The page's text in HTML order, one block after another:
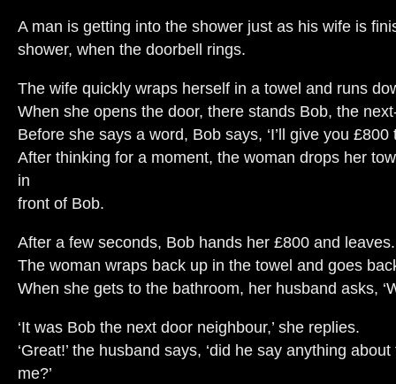
A man is getting into the shower just as his wife is
shower, when the doorbell rings.
The wife quickly wraps herself in a towel and runs
When she opens the door, there stands Bob, the
Before she says a word, Bob says, ‘I’ll give you £800
After thinking for a moment, the woman drops her
in
front of Bob.
After a few seconds, Bob hands her £800 and leaves.
The woman wraps back up in the towel and goes
When she gets to the bathroom, her husband asks,
‘It was Bob the next door neighbour,’ she replies.
‘Great!’ the husband says, ‘did he say anything
me?’